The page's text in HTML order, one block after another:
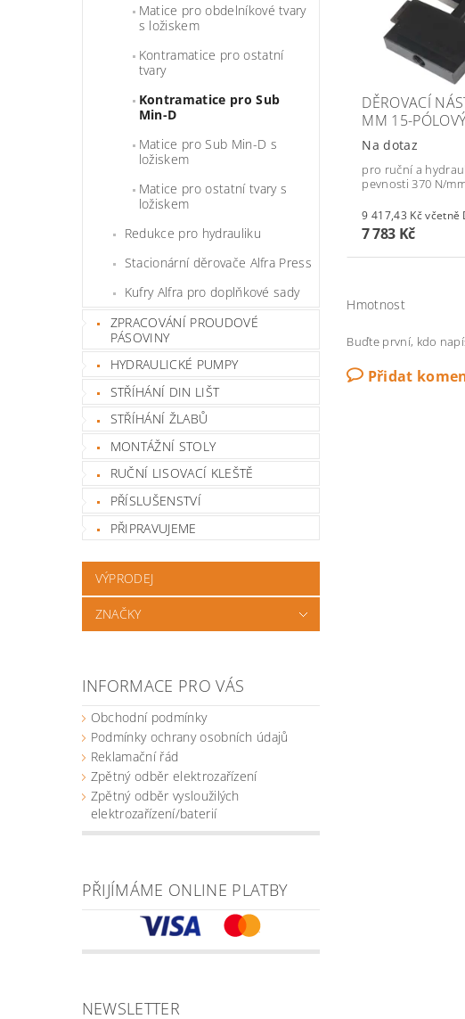
Matice pro obdelníkové tvary
s ložiskem
Kontramatice pro ostatní
tvary
Kontramatice pro Sub
Min-D
Matice pro Sub Min-D s
ložiskem
Matice pro ostatní tvary s
ložiskem
Redukce pro hydrauliku
Stacionární děrovače Alfra Press
Kufry Alfra pro doplňkové sady
ZPRACOVÁNÍ PROUDOVÉ
PÁSOVINY
HYDRAULICKÉ PUMPY
STŘÍHÁNÍ DIN LIŠT
STŘÍHÁNÍ ŽLABŮ
MONTÁŽNÍ STOLY
RUČNÍ LISOVACÍ KLEŠTĚ
PŘÍSLUŠENSTVÍ
PŘIPRAVUJEME
VÝPRODEJ
ZNAČKY
INFORMACE PRO VÁS
Obchodní podmínky
Podmínky ochrany osobních údajů
Reklamační řád
Zpětný odběr elektrozařízení
Zpětný odběr vysloužilých
elektrozařízení/baterií
PŘIJÍMÁME ONLINE PLATBY
NEWSLETTER
DĚROVACÍ
MM 15-
Na dotaz
pro ruční a
pevnosti 370 N/
9 417,43 Kč
7 783 Kč
Hmotnost
Buďte první, kdo
Přidat